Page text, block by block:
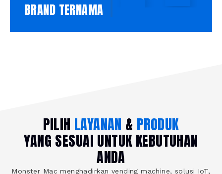
BRAND TERNAMA
PILIH LAYANAN & PRODUK
YANG SESUAI UNTUK KEBUTUHAN
ANDA
Monster Mac menghadirkan vending machine, solusi IoT,